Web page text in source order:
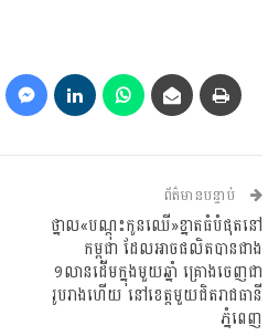
ព័ត៌មានបន្ទាប់
ថ្នាល«បណ្តុះកូនឈើ»ខ្នាតធំបំផុតនៅ
កម្ពុជា ដែលអាចផលិតបានជាង
១លានដើមក្នុងមួយឆ្នាំ គ្រោងចេញជា
រូបរាងហើយ នៅខេត្តមួយជិតរាជធានី
ភ្នំពេញ